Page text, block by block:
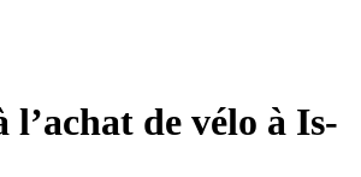
l’achat de vélo à Is-